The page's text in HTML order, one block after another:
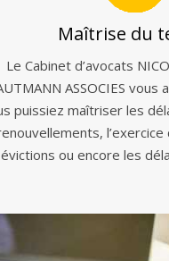
Maîtrise du
Le Cabinet d’avocats
ASSOCIES vous
puissiez maîtriser les
évictions ou encore les